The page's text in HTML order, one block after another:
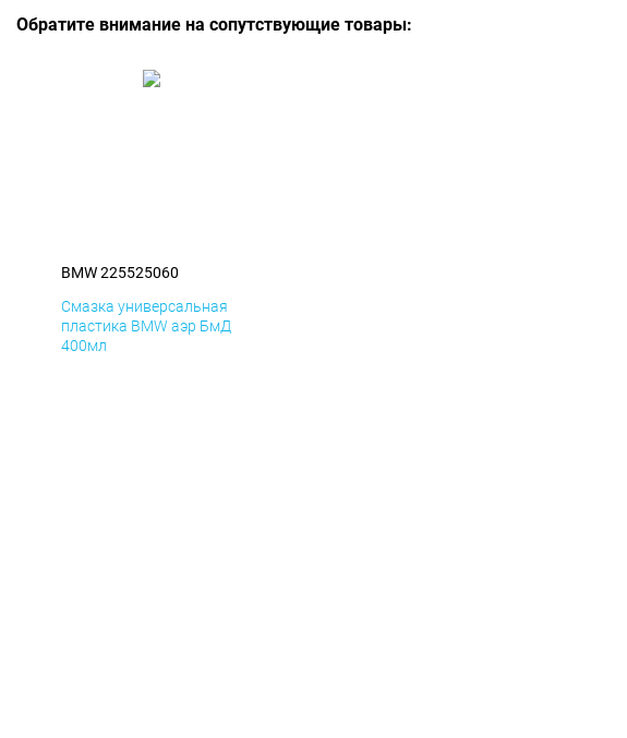
Обратите внимание на сопутствующие товары:
BMW 225525060
Смазка универсальная
пластика BMW аэр БмД
400мл